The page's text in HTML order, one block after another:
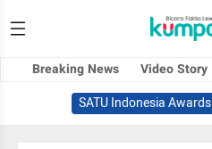
Breaking News Video Story
SATU Indonesia Awards